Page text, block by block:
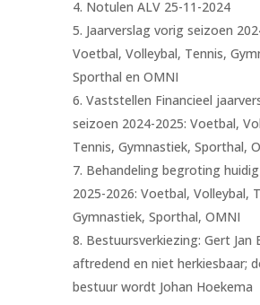
Notulen ALV 25-11-2024
Jaarverslag vorig seizoen
Voetbal, Volleybal, Tennis,
Sporthal en OMNI
Vaststellen Financieel
seizoen 2024-2025: Voetbal,
Tennis, Gymnastiek, Sporthal,
Behandeling begroting
2025-2026: Voetbal, Volleybal,
Gymnastiek, Sporthal, OMNI
Bestuursverkiezing: Gert Jan
aftredend en niet herkiesbaar;
bestuur wordt Johan Hoekema